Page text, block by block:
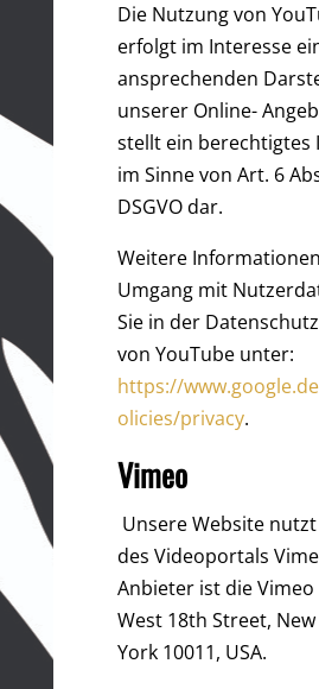
Die Nutzung von
erfolgt im Interesse
ansprechenden
unserer Online-
stellt ein berechtigtes
im Sinne von Art. 6
DSGVO dar.
Weitere
Umgang mit
Sie in der
von YouTube unter:
https://
olicies/privacy.
Vimeo
Unsere Website
des Videoportals
Anbieter ist die Vimeo
West 18th Street,
York 10011, USA.